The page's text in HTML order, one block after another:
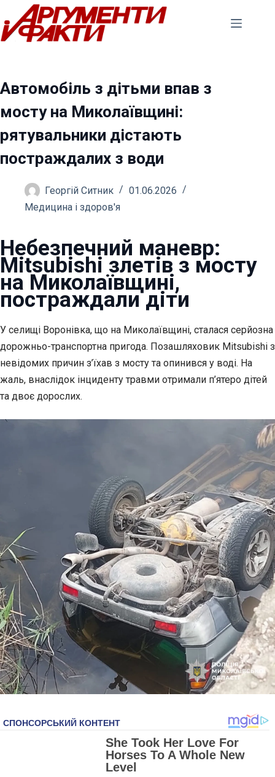
Перейти
до
вмісту
Автомобіль з дітьми впав з
мосту на Миколаївщині:
рятувальники дістають
постраждалих з води
Георгій Ситник
01.06.2026
Медицина і здоров'я
Небезпечний маневр:
Mitsubishi злетів з мосту
на Миколаївщині,
постраждали діти
У селищі Воронівка, що на Миколаївщині, сталася серйозна
дорожньо-транспортна пригода. Позашляховик Mitsubishi з
невідомих причин з’їхав з мосту та опинився у воді. На
жаль, внаслідок інциденту травми отримали п’ятеро дітей
та двоє дорослих.